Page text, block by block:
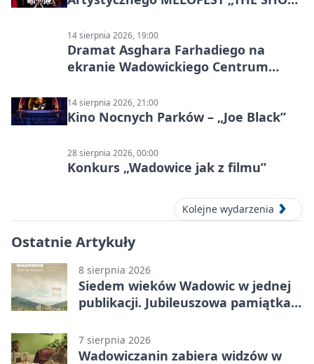
14 sierpnia 2026, 19:00
Dramat Asghara Farhadiego na
ekranie Wadowickiego Centrum
14 sierpnia 2026, 21:00
Kino Nocnych Parków – „Joe Black”
28 sierpnia 2026, 00:00
Konkurs „Wadowice jak z filmu”
Kolejne wydarzenia
Ostatnie Artykuły
8 sierpnia 2026
Siedem wieków Wadowic w jednej
publikacji. Jubileuszowa pamiątka
7 sierpnia 2026
Wadowiczanin zabiera widzów w